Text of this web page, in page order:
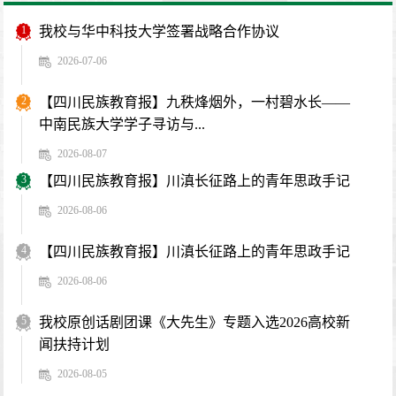
1 我校与华中科技大学签署战略合作协议
2026-07-06
2
【四川民族教育报】九秩烽烟外，一村碧水长——
中南民族大学学子寻访与...
2026-08-07
3 【四川民族教育报】川滇长征路上的青年思政手记
2026-08-06
4 【四川民族教育报】川滇长征路上的青年思政手记
2026-08-06
5
我校原创话剧团课《大先生》专题入选2026高校新
闻扶持计划
2026-08-05